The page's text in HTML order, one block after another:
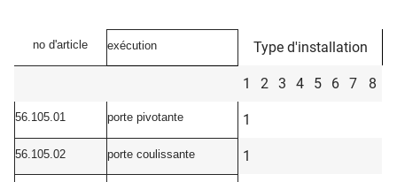
no d'article exécution Type d'installation
1 2 3 4 5 6 7 8
56.105.01 porte pivotante 1
56.105.02 porte coulissante 1